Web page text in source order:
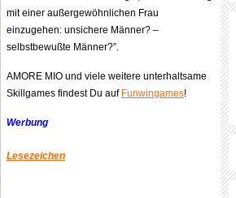
mit einer außergewöhnlichen Frau
einzugehen: unsichere Männer? –
selbstbewußte Männer?”.
AMORE MIO und viele weitere unterhaltsame
Skillgames findest Du auf Funwingames!
Werbung
Lesezeichen